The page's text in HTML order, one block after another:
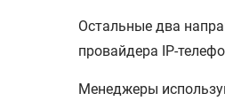
Остальные два
провайдера IP-
Менеджеры